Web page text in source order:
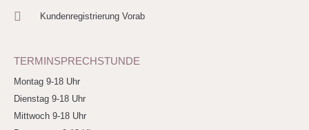
Kundenregistrierung Vorab
TERMINSPRECHSTUNDE
Montag 9-18 Uhr
Dienstag 9-18 Uhr
Mittwoch 9-18 Uhr